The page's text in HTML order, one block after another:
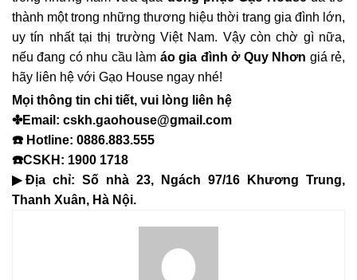
thành một trong những thương hiệu thời trang gia đình lớn,
uy tín nhất tại thị trường Việt Nam. Vậy còn chờ gì nữa,
nếu đang có nhu cầu làm áo gia đình ở Quy Nhơn giá rẻ,
hãy liên hệ với Gạo House ngay nhé!
Mọi thông tin chi tiết, vui lòng liên hệ
✤Email: cskh.gaohouse@gmail.com
☎️ Hotline: 0886.883.555
☎️CSKH: 1900 1718
▶Địa chỉ: Số nhà 23, Ngách 97/16 Khương Trung,
Thanh Xuân, Hà Nội.